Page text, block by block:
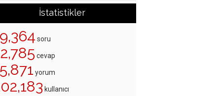
İstatistikler
soru
cevap
yorum
kullanıcı